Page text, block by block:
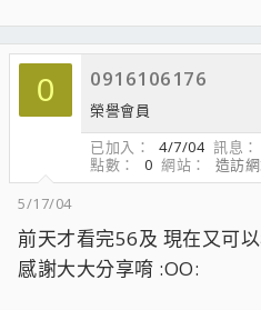
0 0916106176
榮譽會員
已加入
4/7/04 訊息
點數
0 網站
造訪
5/17/04
前天才看完56及 現在又可
感謝大大分享唷 :OO: